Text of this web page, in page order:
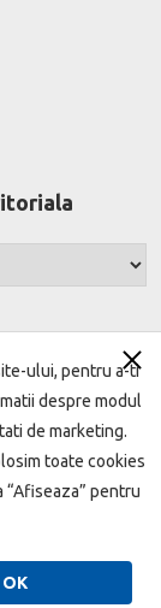
cookie
CSALB
ului, pentru a-ti
despre modul
de marketing.
toate cookies
pentru
OK